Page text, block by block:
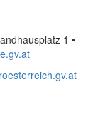
1 •